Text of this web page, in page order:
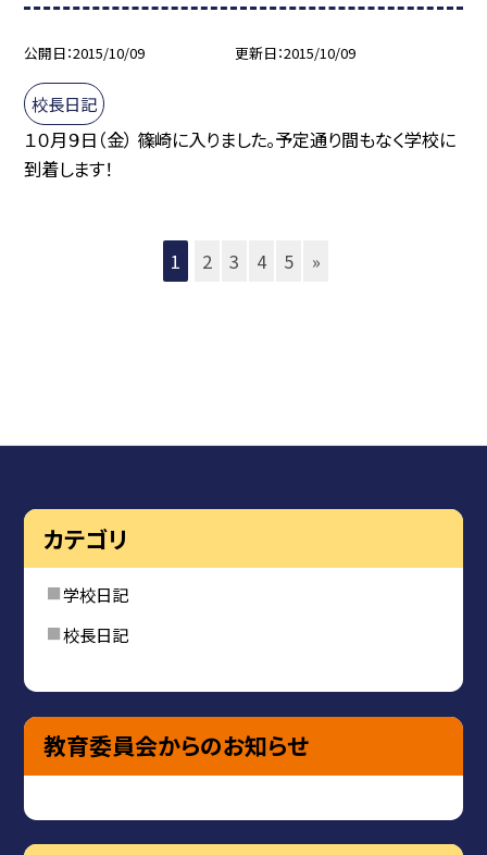
公開日 2015/10/09 更新日 2015/10/09
校長日記
１０月９日（金） 篠崎に入りました。予定通り間もなく学校に
到着します！
1 2 3 4 5 »
カテゴリ
学校日記
校長日記
教育委員会からのお知らせ